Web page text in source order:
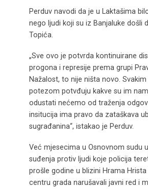
Perduv navodi da je u Laktašima
nego ljudi koji su iz Banjaluke došli
Topića.
„Sve ovo je potvrda kontinuirane
progona i represije prema grupi
Nažalost, to nije ništa novo.
potezom potvđuju kakve su im
odustati nećemo od traženja
insitucija ima pravo da zataškava
sugrađanina“, istakao je Perduv.
Već mjesecima u Osnovnom sudu
suđenja protiv ljudi koje policija
prošle godine u blizini Hrama Hrista
centru grada narušavali javni red i